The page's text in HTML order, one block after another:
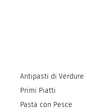
Antipasti di Verdure
Primi Piatti
Pasta con Pesce